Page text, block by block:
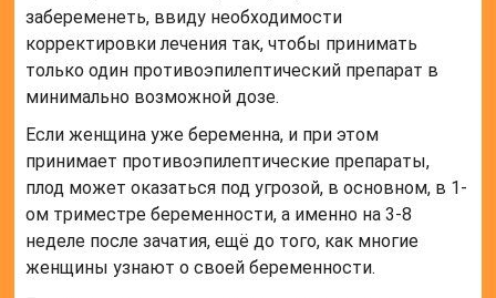
забеременеть, ввиду необходимости
корректировки лечения так, чтобы принимать
только один противоэпилептический препарат в
минимально возможной дозе.
Если женщина уже беременна, и при этом
принимает противоэпилептические препараты,
плод может оказаться под угрозой, в основном, в 1-
ом триместре беременности, а именно на 3-8
неделе после зачатия, ещё до того, как многие
женщины узнают о своей беременности.